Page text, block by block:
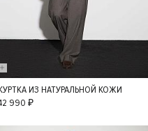
M
ИЗ НАТУРАЛЬНОЙ КОЖИ
990 ₽